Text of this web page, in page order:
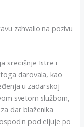
zahvalio na pozivu
središnje Istre i
darovala, kao
u zadarskoj
svetom službom,
dar blaženika
podjeljuje po